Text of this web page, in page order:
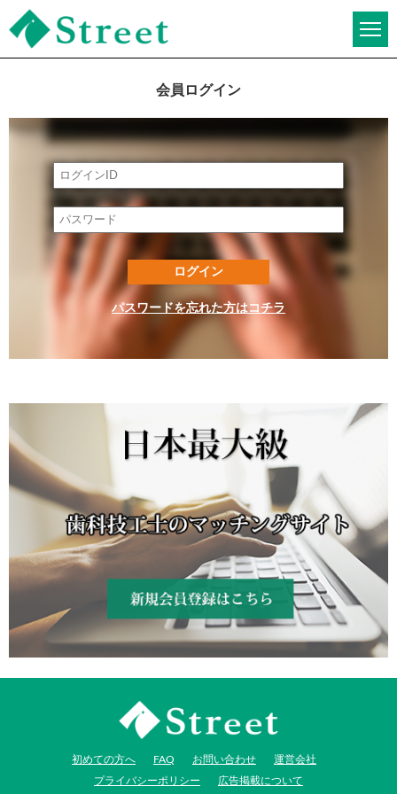
JI-Net_Japan-
Implant_日本最大級
_歯科技工のオーク
ションサイト
会員ログイン
パスワードを忘れた方はコチラ
大級_歯科技工のオークショ
ンサイト
初めての方へ FAQ お問い合わせ
運営会社
プライバシーポリシー
広告掲載について